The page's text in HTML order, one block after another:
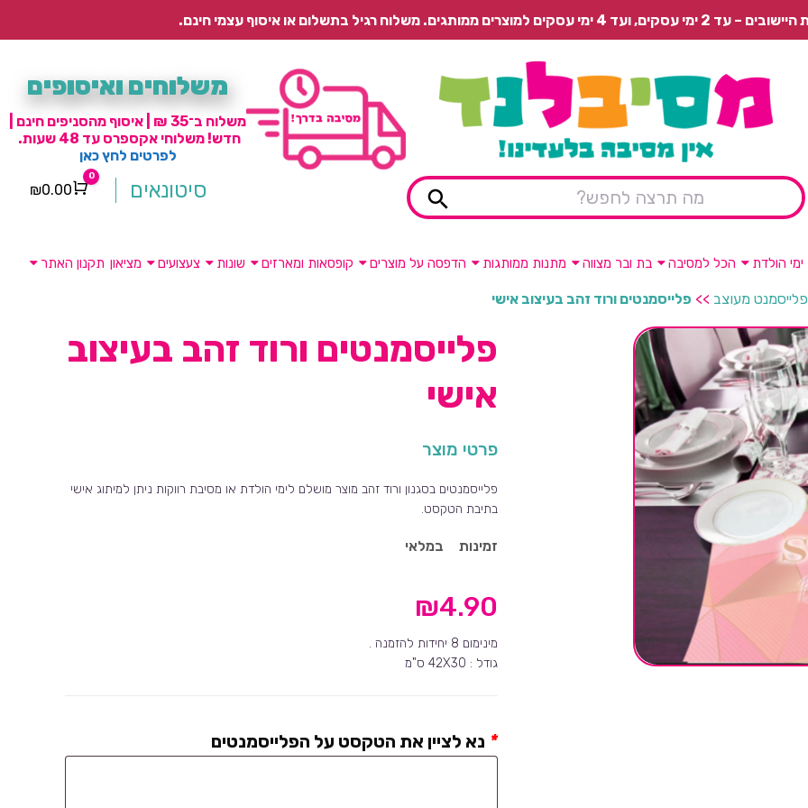
רגיל בתשלום או איסוף עצמי חינם.
משלוחים ואיסופים
משלוח ב־35 ₪ | איסוף מהסניפים חינם |
חדש! משלוחי אקספרס עד 48 שעות.
לפרטים לחץ כאן
סיטונאים Cart
0
₪0.00
ימי הולדת הכל למסיבה בת ובר מצווה מתנות ממותגות הדפסה על מוצרים קופסאות ומארזים שונות צעצועים מציאון תקנון האתר
פלייסמנט מעוצב >> פלייסמנטים ורוד זהב בעיצוב אישי
פלייסמנטים ורוד זהב בעיצוב
אישי
פרטי מוצר
פלייסמנטים בסגנון ורוד זהב מוצר מושלם לימי הולדת או מסיבת רווקות ניתן למיתוג אישי
בתיבת הטקסט.
זמינות במלאי
₪4.90
מינימום 8 יחידות להזמנה .
גודל : 42X30 ס"מ
נא לציין את הטקסט על הפלייסמנטים *